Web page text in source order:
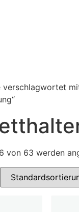
verschlagwortet
von 63 werden